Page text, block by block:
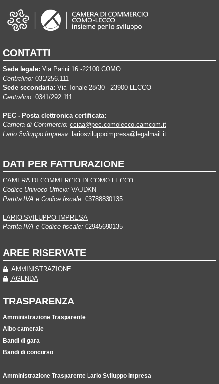
CONTATTI
Sede legale: Via Parini 16 -22100 COMO
Centralino: 031/256.111
Sede secondaria: Via Tonale 28/30 - 23900 LECCO
Centralino: 0341/292.111
PEC - Posta elettronica certificata:
Camera di Commercio: cciaa@pec.comolecco.camcom.it
Lario Sviluppo Impresa: lariosviluppoimpresa@legalmail.it
DATI PER FATTURAZIONE
CAMERA DI COMMERCIO DI COMO-LECCO
Codice Univoco Ufficio: VAJDKN
Partita IVA e Codice fiscale: 03788830135
LARIO SVILUPPO IMPRESA
Partita IVA e Codice fiscale: 02945690135
AREE RISERVATE
AMMINISTRAZIONE
AGENDA
TRASPARENZA
Amministrazione Trasparente
Albo camerale
Bandi di gara
Bandi di concorso
Amministrazione Trasparente Lario Sviluppo Impresa